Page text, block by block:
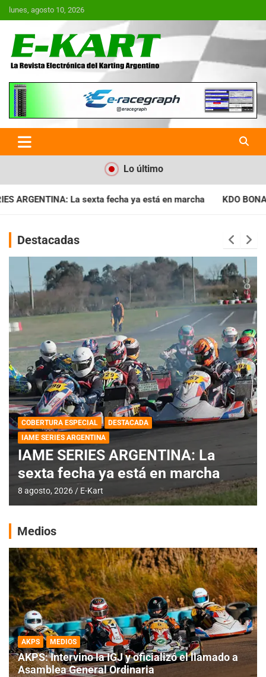
Saltar
al
lunes, agosto 10, 2026
E-Kart.com.ar | La Revista
Electrónica del Karting en
Argentina
Lo último
ya está en marcha KDO BONAERENSE: Con la vara bien alta,
Destacadas
COBERTURA ESPECIAL
DESTACADA
IAME SERIES ARGENTINA
IAME SERIES ARGENTINA: La
sexta fecha ya está en marcha
8 agosto, 2026 E-Kart
Medios
AKPS MEDIOS
AKPS: Intervino la IGJ y oficializó el llamado a
Asamblea General Ordinaria